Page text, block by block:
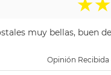
★★
muy bellas, buen
Opinión Recibida